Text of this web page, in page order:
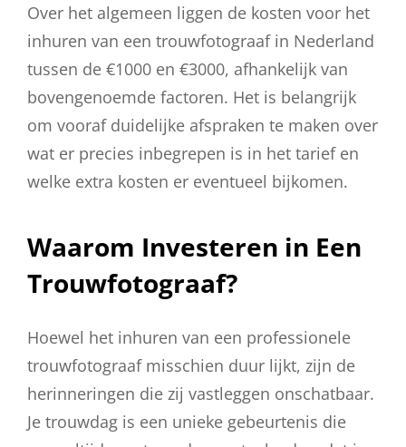
Over het algemeen liggen de kosten voor het
inhuren van een trouwfotograaf in Nederland
tussen de €1000 en €3000, afhankelijk van
bovengenoemde factoren. Het is belangrijk
om vooraf duidelijke afspraken te maken over
wat er precies inbegrepen is in het tarief en
welke extra kosten er eventueel bijkomen.
Waarom Investeren in Een
Trouwfotograaf?
Hoewel het inhuren van een professionele
trouwfotograaf misschien duur lijkt, zijn de
herinneringen die zij vastleggen onschatbaar.
Je trouwdag is een unieke gebeurtenis die